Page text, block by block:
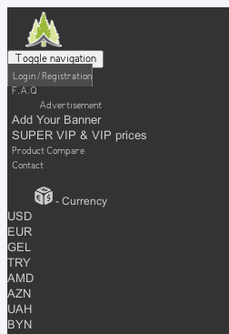
Toggle navigation
Login / Registration
F.A.Q
Advertisement
Add Your Banner
SUPER VIP & VIP prices
Product Compare
Contact
- Currency
USD
EUR
GEL
TRY
AMD
AZN
UAH
BYN